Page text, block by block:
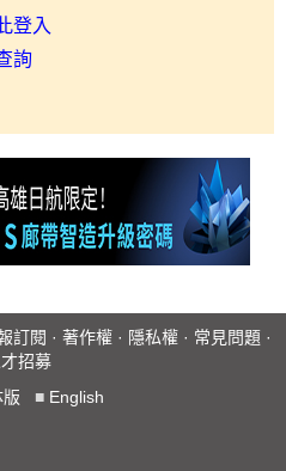
登入
詢
訂閱 · 著作權 · 隱私權 · 常見問題 ·
招募
■ English